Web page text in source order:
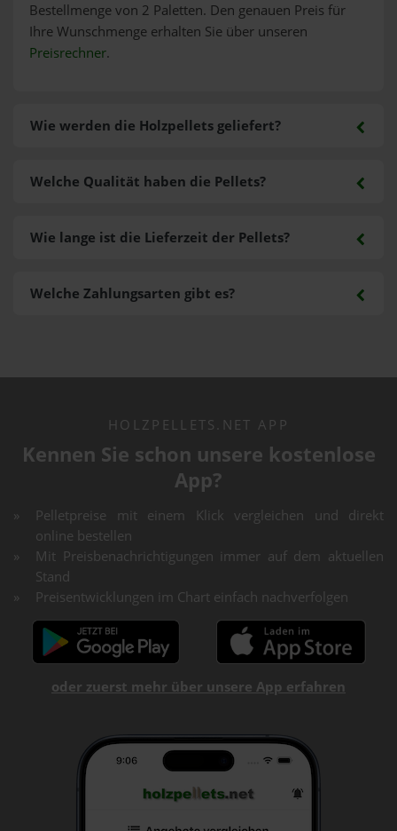
Bestellmenge von 2 Paletten. Den genauen Preis für
Ihre Wunschmenge erhalten Sie über unseren
Preisrechner.
Wie werden die Holzpellets geliefert?
Welche Zahlungsarten gibt es?
Welche Qualität haben die Pellets?
Wie lange ist die Lieferzeit der Pellets?
HOLZPELLETS.NET APP
Kennen Sie schon unsere kostenlose
App?
Pelletpreise mit einem Klick vergleichen und direkt
online bestellen
Mit Preisbenachrichtigungen immer auf dem aktuellen
Stand
Preisentwicklungen im Chart einfach nachverfolgen
oder zuerst mehr über unsere App erfahren